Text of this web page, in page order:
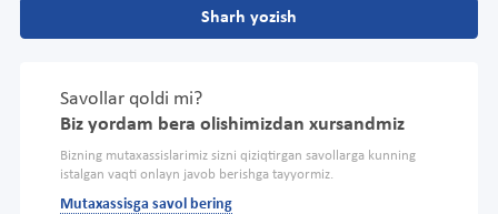
Sharh yozish
Savollar qoldi mi?
Biz yordam bera olishimizdan xursandmiz
Bizning mutaxassislarimiz sizni qiziqtirgan savollarga kunning
istalgan vaqti onlayn javob berishga tayyormiz.
Mutaxassisga savol bering